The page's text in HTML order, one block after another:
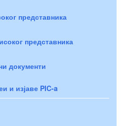
представника
представника
документи
и изјаве PIC-a